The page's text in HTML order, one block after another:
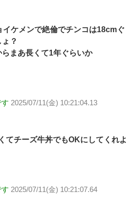
イケメンで絶倫でチンコは18cmぐ
？
まあ長くて1年ぐらいか
2025/07/11(金) 10:21:04.13
てチーズ牛丼でもOKにしてくれよ
2025/07/11(金) 10:21:07.64